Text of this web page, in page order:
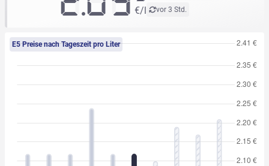
vor 3 Std.
€/l
E5 Preise nach Tageszeit pro Liter